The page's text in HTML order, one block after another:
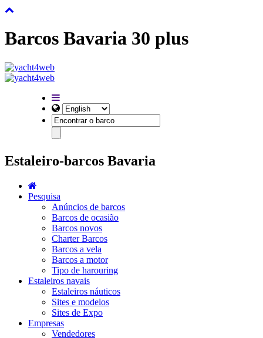
Barcos Bavaria 30 plus
Estaleiro-barcos Bavaria
Pesquisa
Anúncios de barcos
Barcos de ocasião
Barcos novos
Charter Barcos
Barcos a vela
Barcos a motor
Tipo de harouring
Estaleiros navais
Estaleiros náuticos
Sites e modelos
Sites de Expo
Empresas
Vendedores